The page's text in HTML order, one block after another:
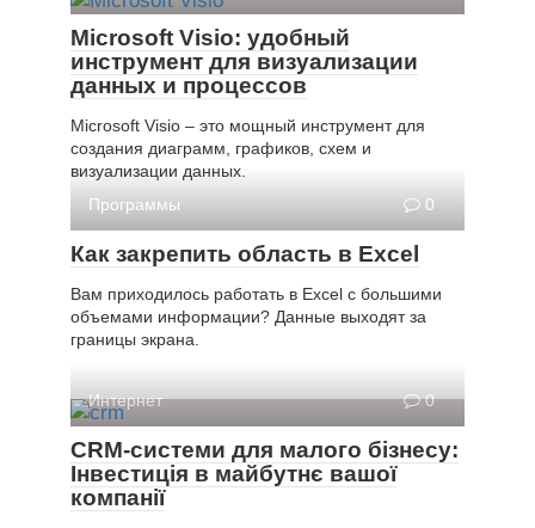
Microsoft Visio: удобный
инструмент для визуализации
данных и процессов
Microsoft Visio – это мощный инструмент для
создания диаграмм, графиков, схем и
визуализации данных.
Программы
0
Как закрепить область в Excel
Вам приходилось работать в Excel с большими
объемами информации? Данные выходят за
границы экрана.
Интернет 0
CRM-системи для малого бізнесу:
Інвестиція в майбутнє вашої
компанії